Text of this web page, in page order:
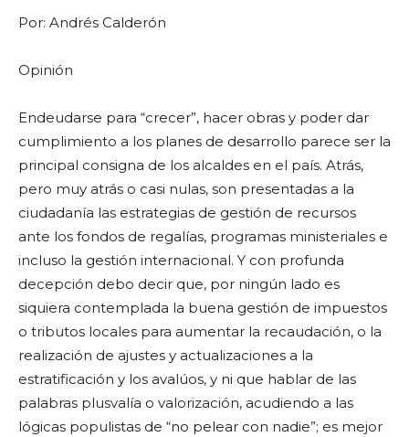
Por: Andrés Calderón
Opinión
Endeudarse para “crecer”, hacer obras y poder dar
cumplimiento a los planes de desarrollo parece ser la
principal consigna de los alcaldes en el país. Atrás,
pero muy atrás o casi nulas, son presentadas a la
ciudadanía las estrategias de gestión de recursos
ante los fondos de regalías, programas ministeriales e
incluso la gestión internacional. Y con profunda
decepción debo decir que, por ningún lado es
siquiera contemplada la buena gestión de impuestos
o tributos locales para aumentar la recaudación, o la
realización de ajustes y actualizaciones a la
estratificación y los avalúos, y ni que hablar de las
palabras plusvalía o valorización, acudiendo a las
lógicas populistas de “no pelear con nadie”; es mejor